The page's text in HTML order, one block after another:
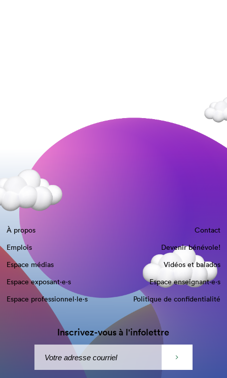
À propos
Contact
Emplois
Devenir bénévole!
Espace médias
Vidéos et balados
Espace exposant·e⋅s
Espace enseignant·e⋅s
Espace professionnel·le⋅s
Politique de confidentialité
Inscrivez-vous à l'infolettre